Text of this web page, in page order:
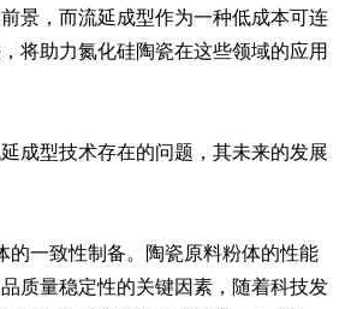
景，而流延成型作为一种低成本可连
将助力氮化硅陶瓷在这些领域的应用
成型技术存在的问题，其未来的发展
的一致性制备。陶瓷原料粉体的性能
质量稳定性的关键因素，随着科技发